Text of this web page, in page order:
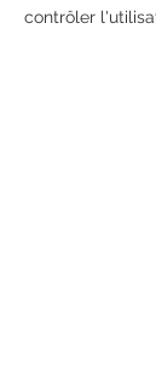
contrôler